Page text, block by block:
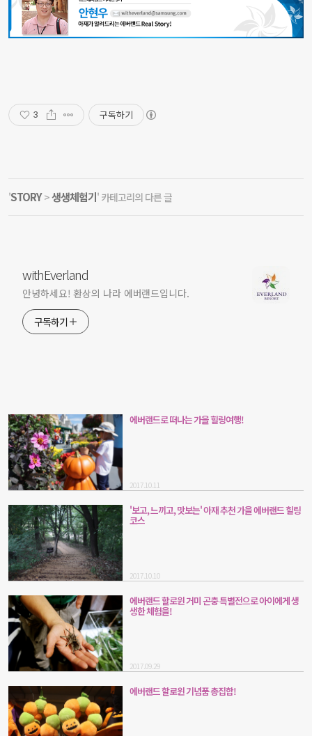
3 구독하기
'STORY>생생체험기' 카테고리의 다른 글
withEverland
안녕하세요! 환상의 나라 에버랜드입니다.
구독하기
에버랜드로 떠나는 가을 힐링여행!
2017.10.11
'보고, 느끼고, 맛보는' 아재 추천 가을 에버랜드 힐링
코스
2017.10.10
에버랜드 할로윈 거미 곤충 특별전으로 아이에게 생
생한 체험을!
2017.09.29
에버랜드 할로윈 기념품 총집합!